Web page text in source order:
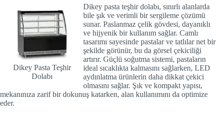
Dikey Pasta Teşhir
Dolabı
Dikey pasta teşhir dolabı, sınırlı alanlarda
bile şık ve verimli bir sergileme çözümü
sunar. Paslanmaz çelik gövdesi, dayanıklı
ve hijyenik bir kullanım sağlar. Camlı
tasarımı sayesinde pastalar ve tatlılar net bir
şekilde görünür, bu da görsel çekiciliği
artırır. Güçlü soğutma sistemi, pastaların
ideal sıcaklıkta kalmasını sağlarken, LED
aydınlatma ürünlerin daha dikkat çekici
olmasını sağlar. Şık ve kompakt yapısı,
mekanınıza zarif bir dokunuş katarken, alan kullanımını da optimize
eder.